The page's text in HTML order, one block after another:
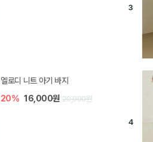
엘로디 니트 아기 바지
20% 16,000원 20,000원